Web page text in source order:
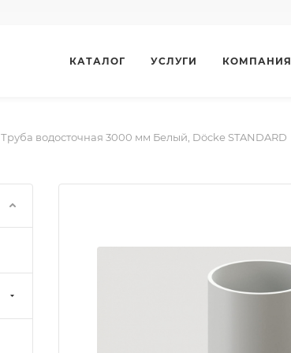
КАТАЛОГ УСЛУГИ КОМПАНИЯ
Труба водосточная 3000 мм Белый, Döcke STANDARD